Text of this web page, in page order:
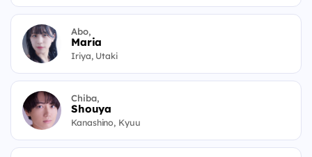
Abo,
Maria
Iriya, Utaki
Chiba,
Shouya
Kanashino, Kyuu